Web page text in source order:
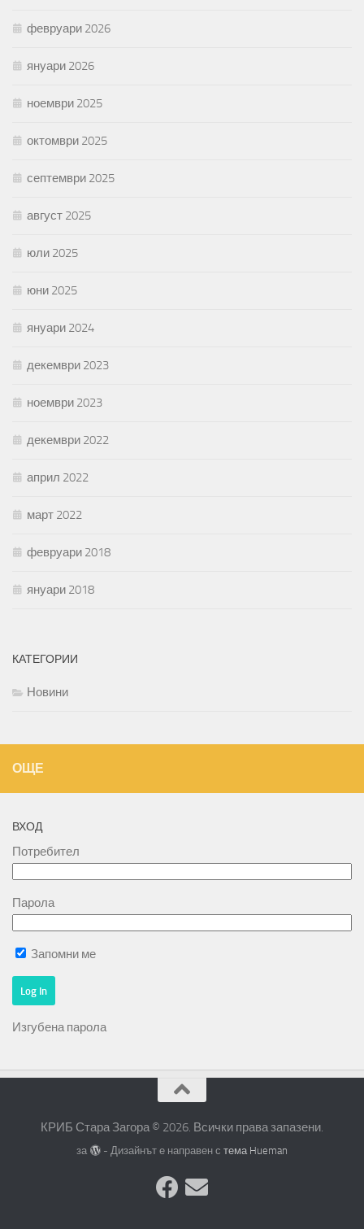
февруари 2026
януари 2026
ноември 2025
октомври 2025
септември 2025
август 2025
юли 2025
юни 2025
януари 2024
декември 2023
ноември 2023
декември 2022
април 2022
март 2022
февруари 2018
януари 2018
КАТЕГОРИИ
Новини
ОЩЕ
ВХОД
Потребител
Парола
Запомни ме
Изгубена парола
КРИБ Стара Загора © 2026. Всички права запазени.
за - Дизайнът е направен с тема Hueman